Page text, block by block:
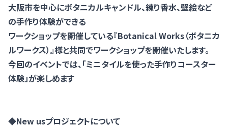
大阪市を中心にボタニカルキャンドル、練り香水、壁絵など
の手作り体験ができる
ワークショップを開催している『Botanical Works（ボタニカ
ルワークス）』様と共同でワークショップを開催いたします。
今回のイベントでは、「ミニタイルを使った手作りコースター
体験」が楽しめます
◆New usプロジェクトについて